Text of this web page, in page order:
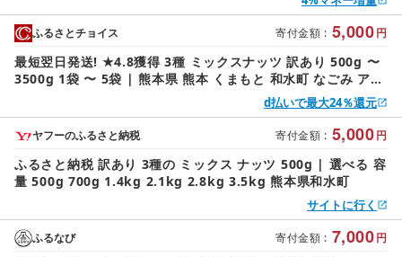
寄付金額 : 5,000円
ふるさとチョイス
最短翌日発送! ★4.8獲得 3種 ミックスナッツ 訳あり 500g 〜
3500g 1袋 〜 5袋 | 熊本県 熊本 くまもと 和水町 なごみ アー
モンド くるみ カシューナッツ ダブル焙煎 目視検査 独自ブレ
ンド 無添加 無塩 訳あり 規格外 不揃い
d払いで最大24％還元
寄付金額 : 5,000円
ヤフーのふるさと納税
ふるさと納税 訳あり 3種の ミックス ナッツ 500g | 選べる 容
量 500g 700g 1.4kg 2.1kg 2.8kg 3.5kg 熊本県和水町
サイトに行く
寄付金額 : 7,000円
ふるなび